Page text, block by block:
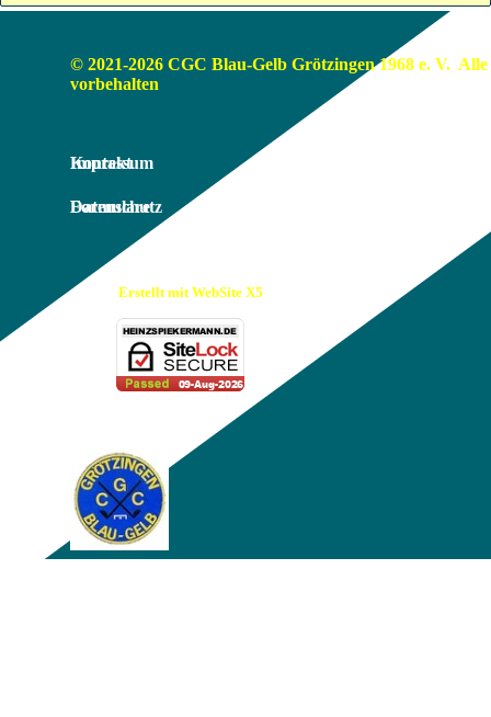
© 2021-2026 CGC Blau-Gelb Grötzingen 1968 e. V.  Alle
vorbehalten
Impressum
Kontakt
Datenschutz
Formulare
Erstellt mit WebSite X5